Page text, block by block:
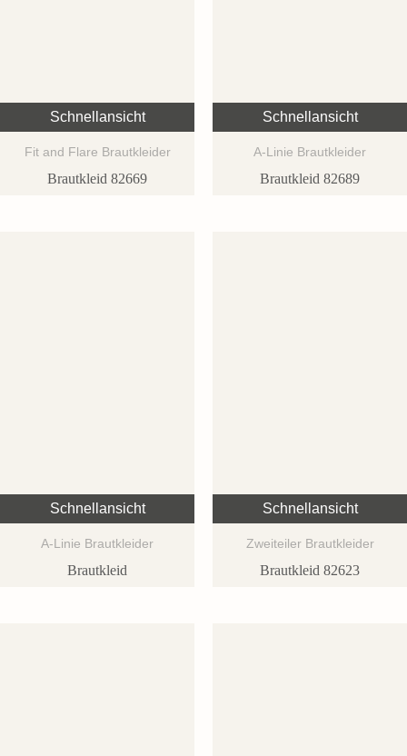
Schnellansicht
Fit and Flare Brautkleider
Brautkleid 82669
Schnellansicht
A-Linie Brautkleider
Brautkleid 82689
Schnellansicht
A-Linie Brautkleider
Brautkleid
Schnellansicht
Zweiteiler Brautkleider
Brautkleid 82623